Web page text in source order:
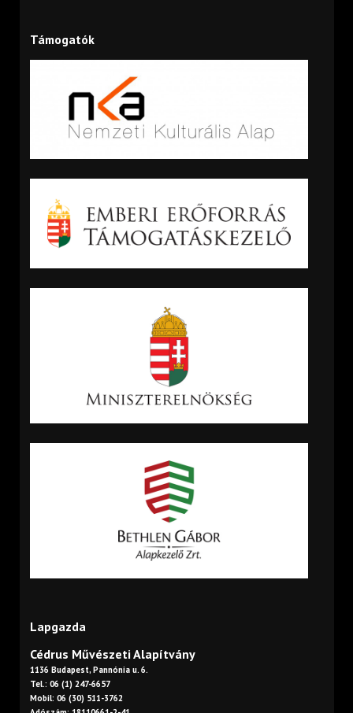
Támogatók
Lapgazda
Cédrus Művészeti Alapítvány
1136 Budapest, Pannónia u. 6.
Tel.: 06 (1) 247-6657
Mobil: 06 (30) 511-3762